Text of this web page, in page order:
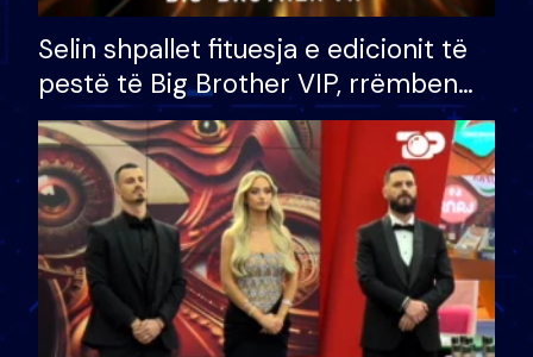
Selin shpallet fituesja e edicionit të
pestë të Big Brother VIP, rrëmben
çmimin e madh prej 100 mijë eurosh